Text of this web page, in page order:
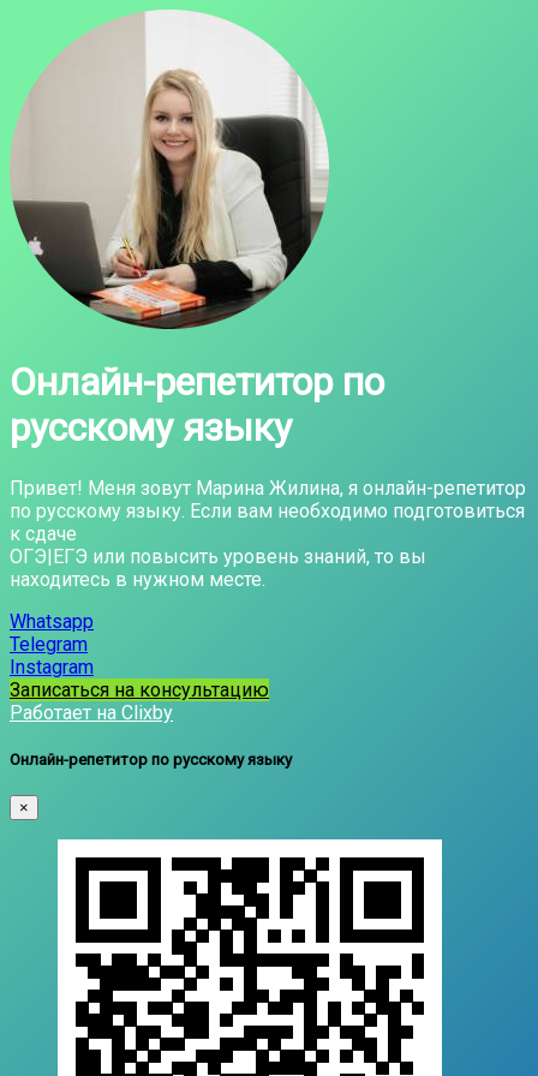
Онлайн-репетитор по
русскому языку
Привет! Меня зовут Марина Жилина, я онлайн-репетитор
по русскому языку. Если вам необходимо подготовиться
к сдаче
ОГЭ|ЕГЭ или повысить уровень знаний, то вы
находитесь в нужном месте.
Whatsapp
Telegram
Instagram
Записаться на консультацию
Работает на Clixby
Онлайн-репетитор по русскому языку
×